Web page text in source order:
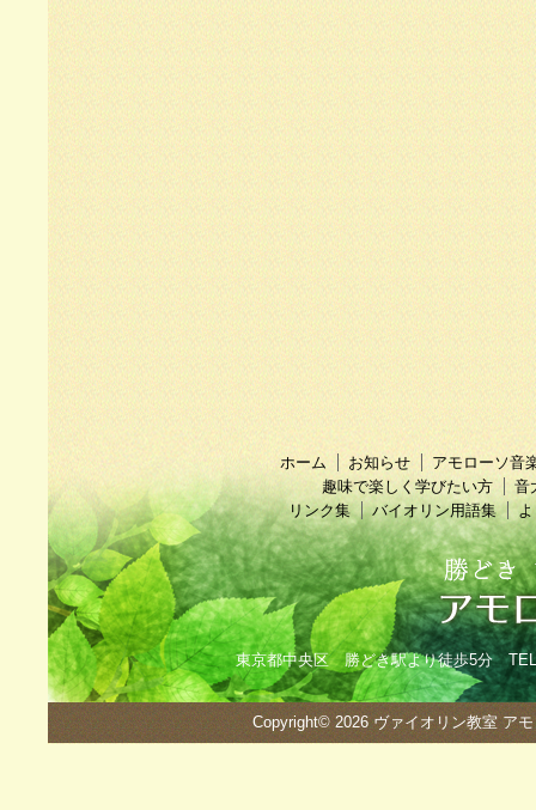
ホーム お知らせ
アモローソ音
趣味で楽しく学びたい方
音
リンク集
バイオリン用語集
東京都中央区 勝どき駅より徒歩5分
Copyright© 2026 ヴァイオリン教室 ア